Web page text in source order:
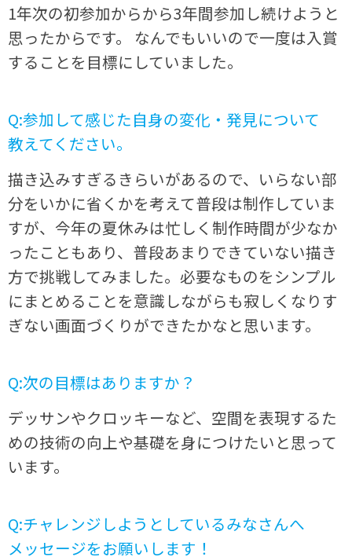
1年次の初参加からから3年間参加し続けようと
思ったからです。 なんでもいいので一度は入賞
することを目標にしていました。
Q:参加して感じた自身の変化・発見について
教えてください。
描き込みすぎるきらいがあるので、いらない部
分をいかに省くかを考えて普段は制作していま
すが、今年の夏休みは忙しく制作時間が少なか
ったこともあり、普段あまりできていない描き
方で挑戦してみました。必要なものをシンプル
にまとめることを意識しながらも寂しくなりす
ぎない画面づくりができたかなと思います。
Q:次の目標はありますか？
デッサンやクロッキーなど、空間を表現するた
めの技術の向上や基礎を身につけたいと思って
います。
Q:チャレンジしようとしているみなさんへ
メッセージをお願いします！